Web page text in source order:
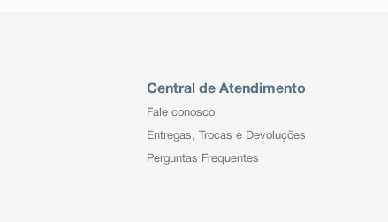
Central de Atendimento
Fale conosco
Entregas, Trocas e Devoluções
Perguntas Frequentes